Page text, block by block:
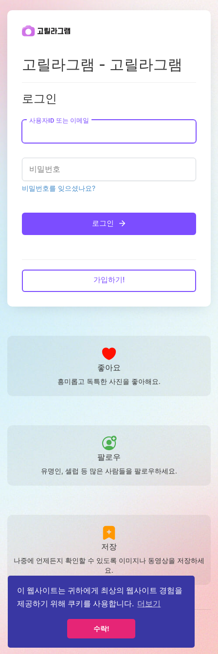
이 웹사이트는 귀하에게 최상의 웹사이트 경험을
제공하기 위해 쿠키를 사용합니다. 더보기
수락!
고릴라그램 - 고릴라그램
로그인
사용자ID 또는 이메일
비밀번호
비밀번호를 잊으셨나요?
로그인
가입하기!
좋아요
흥미롭고 독특한 사진을 좋아해요.
팔로우
유명인, 셀럽 등 많은 사람들을 팔로우하세요.
저장
나중에 언제든지 확인할 수 있도록 이미지나 동영상을 저장하세
요.